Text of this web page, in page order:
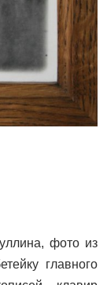
фото из
главного